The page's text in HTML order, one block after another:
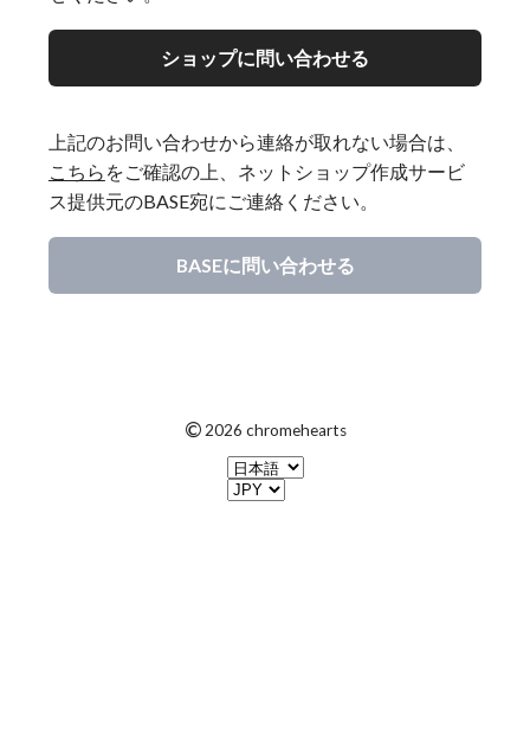
ショップに問い合わせる
上記のお問い合わせから連絡が取れない場合は、
こちら をご確認の上、ネットショップ作成サービ
ス提供元のBASE宛にご連絡ください。
BASEに問い合わせる
© 2026 chromehearts